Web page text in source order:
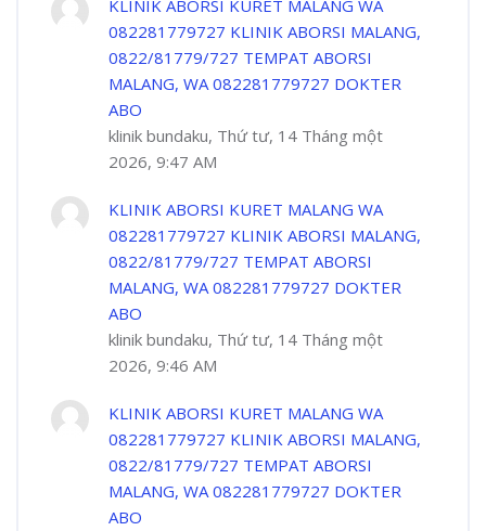
KLINIK ABORSI KURET MALANG WA
082281779727 KLINIK ABORSI MALANG,
0822/81779/727 TEMPAT ABORSI
MALANG, WA 082281779727 DOKTER
ABO
klinik bundaku, Thứ tư, 14 Tháng một
2026, 9:47 AM
KLINIK ABORSI KURET MALANG WA
082281779727 KLINIK ABORSI MALANG,
0822/81779/727 TEMPAT ABORSI
MALANG, WA 082281779727 DOKTER
ABO
klinik bundaku, Thứ tư, 14 Tháng một
2026, 9:46 AM
KLINIK ABORSI KURET MALANG WA
082281779727 KLINIK ABORSI MALANG,
0822/81779/727 TEMPAT ABORSI
MALANG, WA 082281779727 DOKTER
ABO